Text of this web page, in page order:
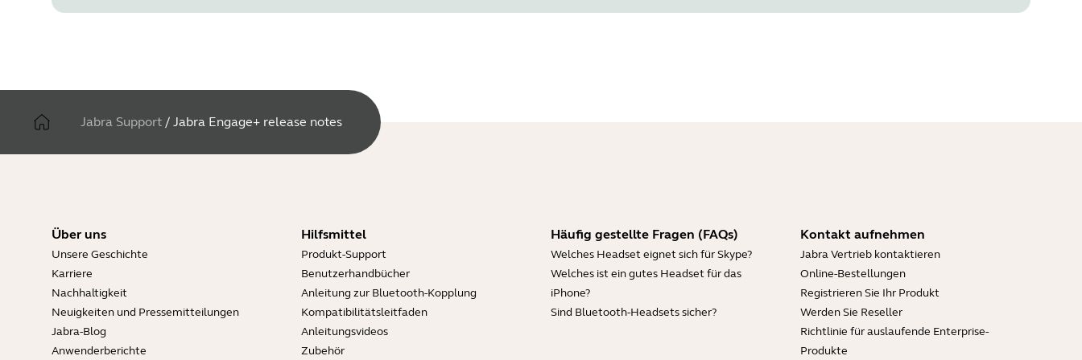
Jabra Support / Jabra Engage+ release notes
Über uns
Unsere Geschichte
Karriere
Nachhaltigkeit
Neuigkeiten und Pressemitteilungen
Jabra-Blog
Anwenderberichte
Hilfsmittel
Produkt-Support
Benutzerhandbücher
Anleitung zur Bluetooth-Kopplung
Kompatibilitätsleitfaden
Anleitungsvideos
Zubehör
Häufig gestellte Fragen (FAQs)
Welches Headset eignet sich für Skype?
Welches ist ein gutes Headset für das
iPhone?
Sind Bluetooth-Headsets sicher?
Kontakt aufnehmen
Jabra Vertrieb kontaktieren
Online-Bestellungen
Registrieren Sie Ihr Produkt
Werden Sie Reseller
Richtlinie für auslaufende Enterprise-
Produkte